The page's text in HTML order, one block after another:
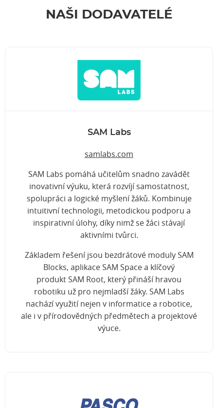
NAŠI DODAVATELÉ
SAM Labs
samlabs.com
SAM Labs pomáhá učitelům snadno zavádět
inovativní výuku, která rozvíjí samostatnost,
spolupráci a logické myšlení žáků. Kombinuje
intuitivní technologii, metodickou podporu a
inspirativní úlohy, díky nimž se žáci stávají
aktivními tvůrci.
Základem řešení jsou bezdrátové moduly SAM
Blocks, aplikace SAM Space a klíčový
produkt SAM Root, který přináší hravou
robotiku už pro nejmladší žáky. SAM Labs
nachází využití nejen v informatice a robotice,
ale i v přírodovědných předmětech a projektové
výuce.